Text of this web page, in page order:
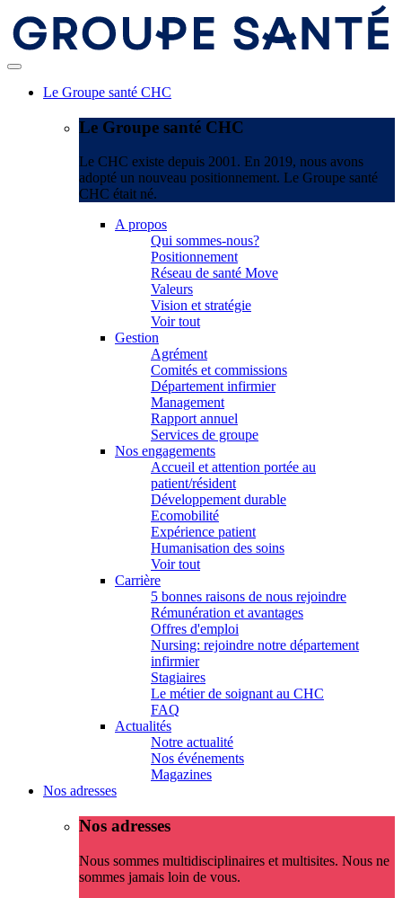
Le Groupe santé CHC
Le Groupe santé CHC
Le CHC existe depuis 2001. En 2019, nous avons
adopté un nouveau positionnement. Le Groupe santé
CHC était né.
A propos
Qui sommes-nous?
Positionnement
Réseau de santé Move
Valeurs
Vision et stratégie
Voir tout
Gestion
Agrément
Comités et commissions
Département infirmier
Management
Rapport annuel
Services de groupe
Nos engagements
Accueil et attention portée au
patient/résident
Développement durable
Ecomobilité
Expérience patient
Humanisation des soins
Voir tout
Carrière
5 bonnes raisons de nous rejoindre
Rémunération et avantages
Offres d'emploi
Nursing: rejoindre notre département
infirmier
Stagiaires
Le métier de soignant au CHC
FAQ
Actualités
Notre actualité
Nos événements
Magazines
Nos adresses
Nos adresses
Nous sommes multidisciplinaires et multisites. Nous ne
sommes jamais loin de vous.